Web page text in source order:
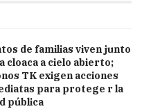
de familias viven junto
cloaca a cielo abierto;
TK exigen acciones
para protege r la
pública